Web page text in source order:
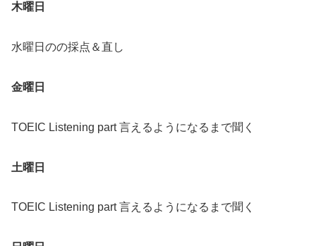
木曜日
水曜日のの採点＆直し
金曜日
TOEIC Listening part 言えるようになるまで聞く
土曜日
TOEIC Listening part 言えるようになるまで聞く